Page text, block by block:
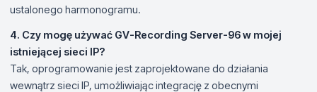
ustalonego harmonogramu.
4. Czy mogę używać GV-Recording Server-96 w mojej
istniejącej sieci IP?
Tak, oprogramowanie jest zaprojektowane do działania
wewnątrz sieci IP, umożliwiając integrację z obecnymi